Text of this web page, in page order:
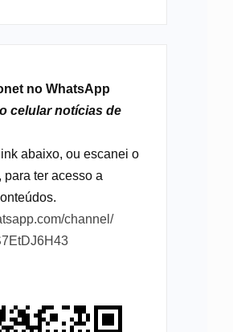
no WhatsApp
celular notícias de
abaixo, ou escanei o
para ter acesso a
channel/